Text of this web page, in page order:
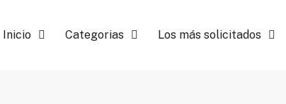
Inicio Categorias Los más solicitados